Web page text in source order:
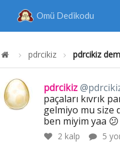
Omü Dedikodu
pdrcikiz pdrcikiz
pdrcikiz
paçaları kıvrık
gelmiyo mu size
ben miyim yaa 😕
2 kalp 5